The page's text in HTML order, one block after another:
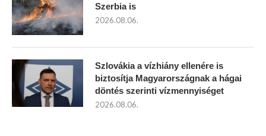
Szerbia is
2026.08.06.
Szlovákia a vízhiány ellenére is
biztosítja Magyarországnak a hágai
döntés szerinti vízmennyiséget
2026.08.06.